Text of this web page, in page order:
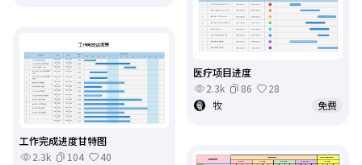
医疗项目进度
2.3k
86
28
牧
免费
工作完成进度甘特图
2.3k
104
40